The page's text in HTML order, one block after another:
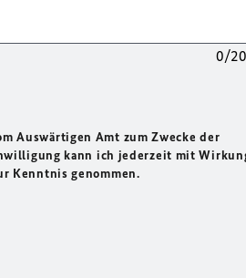
0/
Auswärtigen Amt zum Zwecke der
kann ich jederzeit mit
Kenntnis genommen.